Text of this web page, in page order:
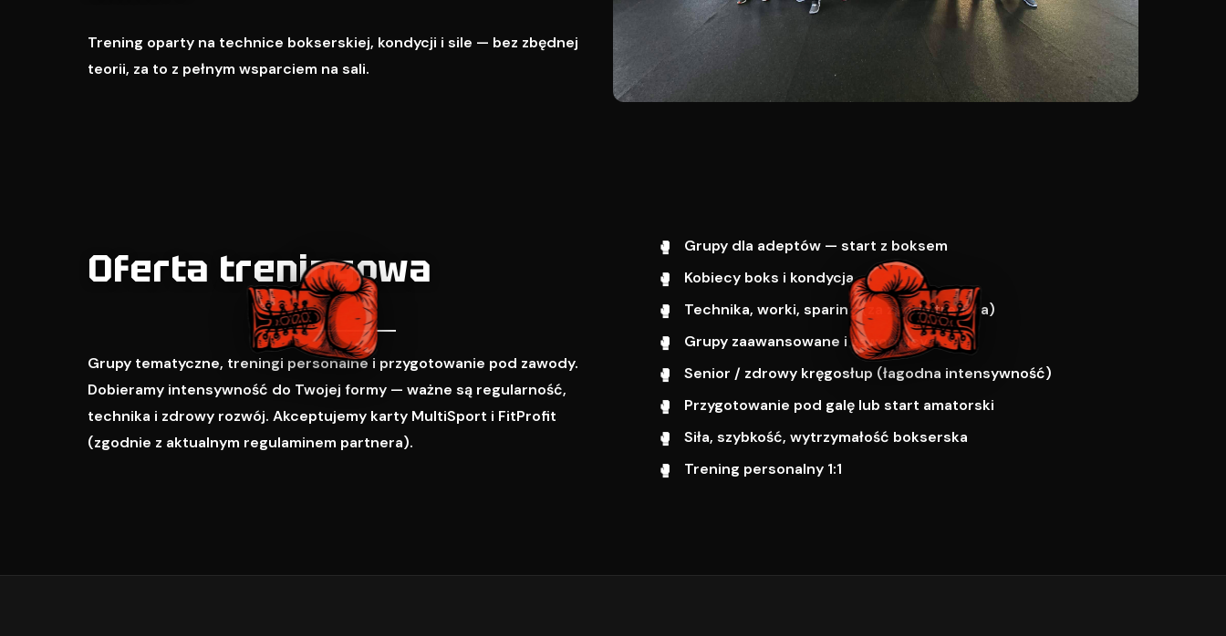
Trening oparty na technice bokserskiej, kondycji i sile — bez zbędnej
teorii, za to z pełnym wsparciem na sali.
Oferta treningowa
Grupy tematyczne, treningi personalne i przygotowanie pod zawody.
Dobieramy intensywność do Twojej formy — ważne są regularność,
technika i zdrowy rozwój. Akceptujemy karty MultiSport i FitProfit
(zgodnie z aktualnym regulaminem partnera).
Grupy dla adeptów — start z boksem
Kobiecy boks i kondycja
Technika, worki, sparing (za zgodą trenera)
Grupy zaawansowane i zawodnicy
Senior / zdrowy kręgosłup (łagodna intensywność)
Przygotowanie pod galę lub start amatorski
Siła, szybkość, wytrzymałość bokserska
Trening personalny 1:1